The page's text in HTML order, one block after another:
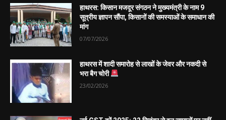
हाथरस: किसान मजदूर संगठन ने मुख्यमंत्री के नाम 9
सूत्रीय ज्ञापन सौंपा, किसानों की समस्याओं के समाधान की
मांग
07/07/2026
हाथरस में शादी समारोह से लाखों के जेवर और नकदी से
भरा बैग चोरी
23/02/2026